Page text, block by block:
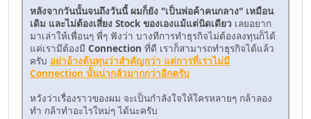
หลังจากวันนั้นจนถึงวันนี้ ผมก็ยัง "เป็นพ่อค้าคนกลาง" เหมือน
เดิม และไม่ต้องเสี่ยง Stock ของเองแม้แต่นิดเดียว เลยอยาก
มาเล่าให้เพื่อนๆ พี่ๆ ฟังว่า บางทีการทำธุรกิจไม่ต้องลงทุนก็ได้
แค่เรามีต้องมี Connection ที่ดี เราก็สามารถทำธุรกิจได้แล้ว
ครับ อย่าอ้างต้นทุนว่าสำคัญกว่า แต่การที่เราไม่มี
Connection นั้นน่ากลัวมากกว่าอีกครับ
หวังว่าเรื่องราวของผม จะเป็นกำลังใจให้ใครหลายๆ กล้าลอง
ทำ กล้าทำอะไรใหม่ๆ ได้นะครับ